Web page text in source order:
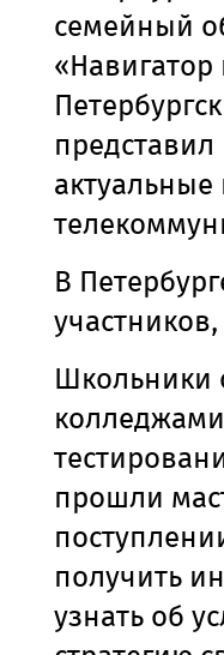
семейный
«Навигатор
В
Школьники
прошли
получить
узнать об